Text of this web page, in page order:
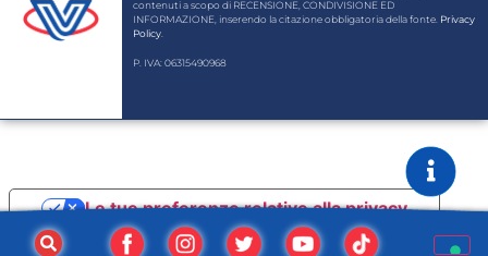
contenuti a scopo di RECENSIONE, CONDIVISIONE ED
INFORMAZIONE, inserendo la citazione obbligatoria della fonte. Privacy
Policy
P. IVA: 06315490968
Informativa sulla raccolta
Le tue preferenze relative alla privacy